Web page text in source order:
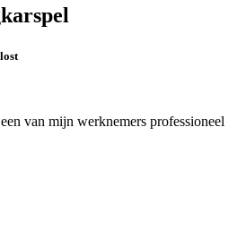
van mijn werknemers professioneel